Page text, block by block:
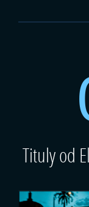
Tituly od